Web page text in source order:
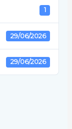
1
29/06/2026
29/06/2026